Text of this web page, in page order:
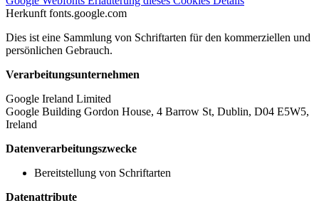
Herkunft fonts.google.com
Dies ist eine Sammlung von Schriftarten für den kommerziellen und
persönlichen Gebrauch.
Verarbeitungsunternehmen
Google Ireland Limited
Google Building Gordon House, 4 Barrow St, Dublin, D04 E5W5,
Ireland
Datenverarbeitungszwecke
Bereitstellung von Schriftarten
Datenattribute